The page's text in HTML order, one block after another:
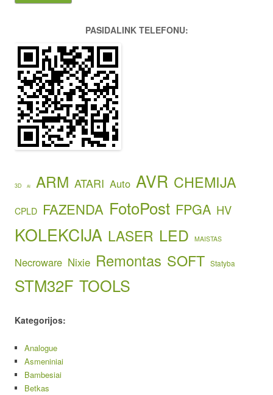
PASIDALINK TELEFONU:
3D AI ARM ATARI Auto AVR CHEMIJA
CPLD FAZENDA FotoPost FPGA HV
KOLEKCIJA LASER LED MAISTAS
Necroware Nixie Remontas SOFT Statyba
STM32F TOOLS
Kategorijos:
Analogue
Asmeniniai
Bambesiai
Betkas